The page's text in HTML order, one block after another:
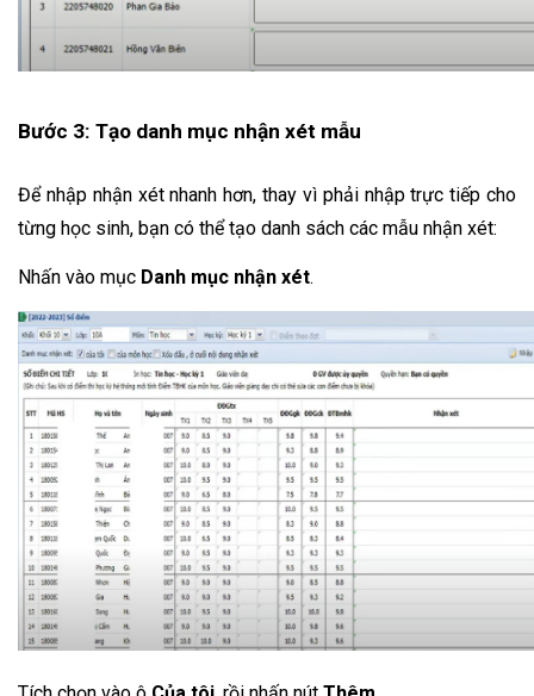
Bước 3: Tạo danh mục nhận xét mẫu
Để nhập nhận xét nhanh hơn, thay vì phải nhập trực tiếp cho
từng học sinh, bạn có thể tạo danh sách các mẫu nhận xét:
Nhấn vào mục Danh mục nhận xét.